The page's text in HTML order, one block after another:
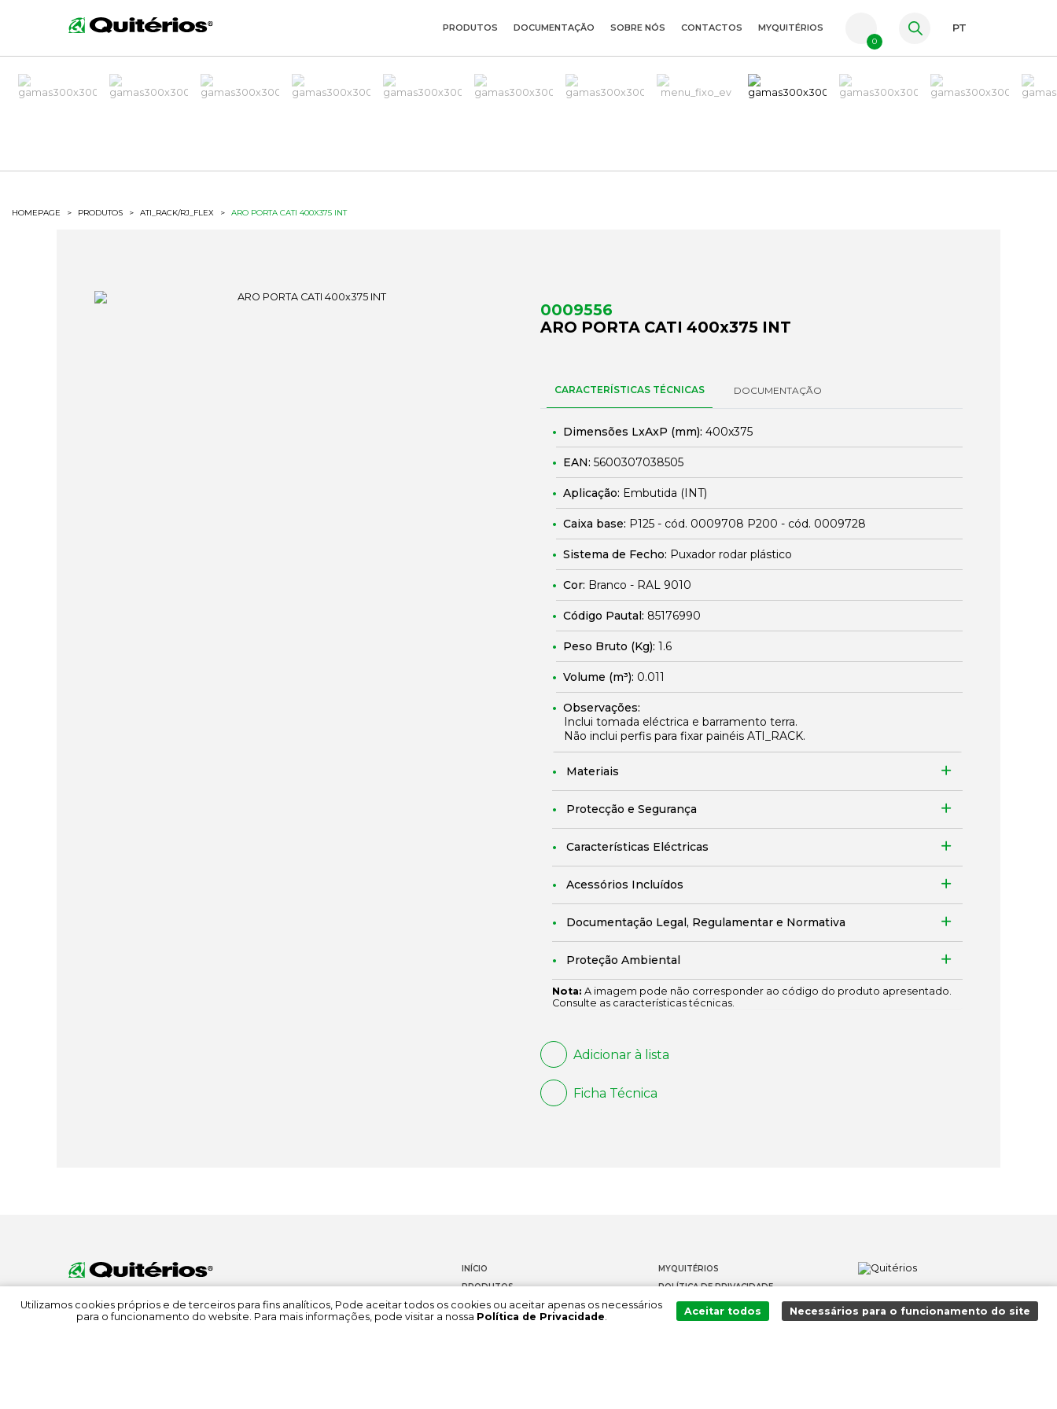
ES
PRODUTOS DOCUMENTAÇÃO SOBRE NÓS CONTACTOS MYQUITÉRIOS
0
PT
HOMEPAGE > PRODUTOS > ATI_RACK/RJ_FLEX > ARO PORTA CATI 400X375 INT
0009556
ARO PORTA CATI 400x375 INT
CARACTERÍSTICAS TÉCNICAS DOCUMENTAÇÃO
Dimensões LxAxP (mm): 400x375
EAN: 5600307038505
Aplicação: Embutida (INT)
Caixa base: P125 - cód. 0009708 P200 - cód. 0009728
Sistema de Fecho: Puxador rodar plástico
Cor: Branco - RAL 9010
Código Pautal: 85176990
Peso Bruto (Kg): 1.6
Volume (m³): 0.011
Observações:
Inclui tomada eléctrica e barramento terra.
Não inclui perfis para fixar painéis ATI_RACK.
Materiais
Protecção e Segurança
Características Eléctricas
Acessórios Incluídos
Documentação Legal, Regulamentar e Normativa
Proteção Ambiental
Nota: A imagem pode não corresponder ao código do produto apresentado.
Consulte as características técnicas.
Adicionar à lista
Ficha Técnica
INÍCIO
PRODUTOS
DOCUMENTAÇÃO
SOBRE NÓS
MYQUITÉRIOS
POLÍTICA DE PRIVACIDADE
CONTACTOS
CANAL DE DENÚNCIAS
Utilizamos cookies próprios e de terceiros para fins analíticos, Pode aceitar todos os cookies ou aceitar apenas os necessários
para o funcionamento do website. Para mais informações, pode visitar a nossa Política de Privacidade. Aceitar todos Necessários para o funcionamento do site